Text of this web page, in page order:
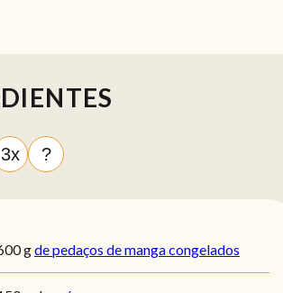
3x ?
gde pedaços de manga congelados